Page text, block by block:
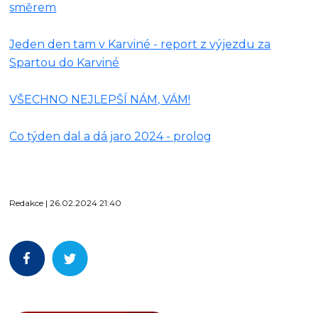
směrem
Jeden den tam v Karviné - report z výjezdu za
Spartou do Karviné
VŠECHNO NEJLEPŠÍ NÁM, VÁM!
Co týden dal a dá jaro 2024 - prolog
Redakce | 26.02.2024 21:40